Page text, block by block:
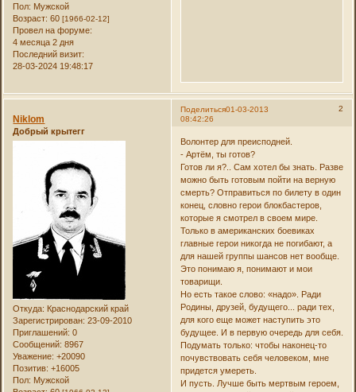
Пол: Мужской
Возраст: 60[1966-02-12]
Провел на форуме:
4 месяца 2 дня
Последний визит:
28-03-2024 19:48:17
Поделиться 2
01-03-2013
08:42:26
Niklom
Добрый крытегг
Откуда: Краснодарский край
Зарегистрирован: 23-09-2010
Приглашений: 0
Сообщений: 8967
Уважение: +20090
Позитив: +16005
Пол: Мужской
Волонтер для преисподней.
- Артём, ты готов?
Готов ли я?.. Сам хотел бы знать. Разве
можно быть готовым пойти на верную
смерть? Отправиться по билету в один
конец, словно герои блокбастеров,
которые я смотрел в своем мире.
Только в американских боевиках
главные герои никогда не погибают, а
для нашей группы шансов нет вообще.
Это понимаю я, понимают и мои
товарищи.
Но есть такое слово: «надо». Ради
Родины, друзей, будущего... ради тех,
для кого еще может наступить это
будущее. И в первую очередь для себя.
Подумать только: чтобы наконец-то
почувствовать себя человеком, мне
придется умереть.
И пусть. Лучше быть мертвым героем,